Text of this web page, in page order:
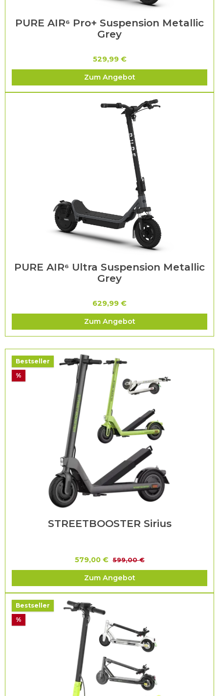
PURE AIR⁶ Pro+ Suspension Metallic
Grey
529,99 €
Zum Angebot
PURE AIR⁶ Ultra Suspension Metallic
Grey
629,99 €
Zum Angebot
Bestseller
%
STREETBOOSTER Sirius
579,00 € 599,00 €
Zum Angebot
Bestseller
%